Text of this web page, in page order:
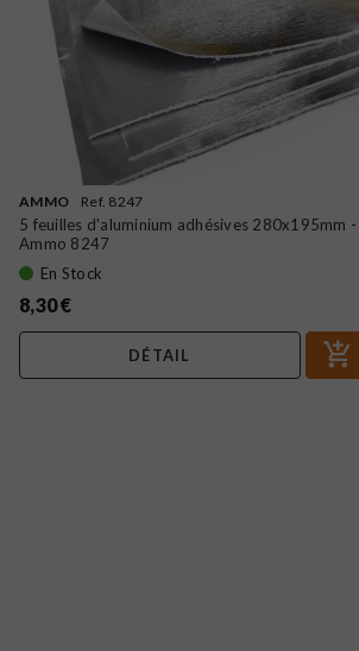
AMMO Ref. 8247
5 feuilles d'aluminium adhésives 280x195mm -
Ammo 8247
En Stock
8,30 €
DÉTAIL